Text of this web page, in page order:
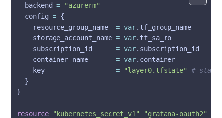
  backend
=
"azurerm"
  config
=
    resource_group_name
= var
    storage_account_name
= var
    subscription_id
= var
    container_name
= var
    key
=
"layer0.tfstate"
resource "kubernetes_secret_v1" "grafana-oauth2"